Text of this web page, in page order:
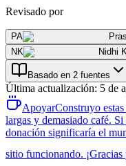
Revisado por
PA
NK
Nidhi
Basado en 2 fuentes
Última actualización: 5 de
ApoyarConstruyo
largas y demasiado café.
donación significaría el
sitio funcionando.